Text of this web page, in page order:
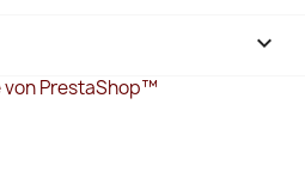
keyboard_arrow_down
PrestaShop™